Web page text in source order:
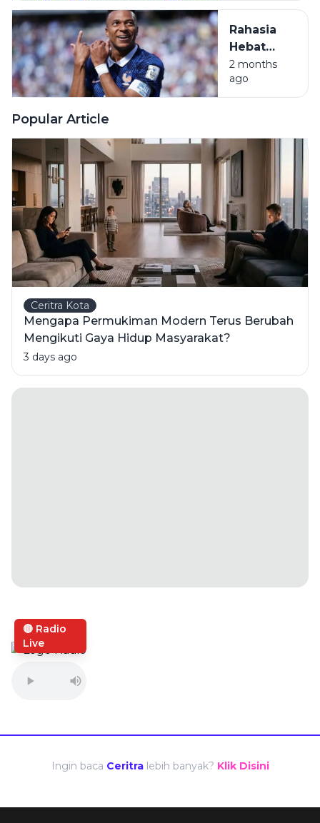
Bayangan
Rahasia
Hebat
Mbappe
Saat
Prancis
PD 2026
2 months
ago
Popular Article
Ceritra Kota
Mengapa Permukiman Modern Terus Berubah
Mengikuti Gaya Hidup Masyarakat?
3 days ago
🔴 Radio
Live
Ingin baca Ceritra lebih banyak? Klik Disini